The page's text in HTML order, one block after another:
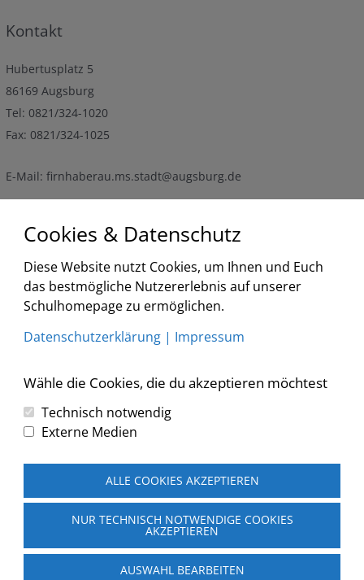
Kontakt
Hubertusplatz 5
86169 Augsburg
Tel: 0821/324-1020
Fax: 0821/324-1025
E-Mail: firnhaberau.ms.stadt@augsburg.de
Termine
< <2026>
August
>
Copyright © 2026 Grundschule und Mittelschule Augsburg-
Home
Schule
Schulprofil
Informationen
Eltern
Termine
Cookies & Datenschutz
Diese Website nutzt Cookies, um Ihnen und Euch
das bestmögliche Nutzererlebnis auf unserer
Schulhomepage zu ermöglichen.
Datenschutzerklärung | Impressum
Wähle die Cookies, die du akzeptieren möchtest
Technisch notwendig
Externe Medien
ALLE COOKIES AKZEPTIEREN
NUR TECHNISCH NOTWENDIGE COOKIES
AKZEPTIEREN
AUSWAHL BEARBEITEN